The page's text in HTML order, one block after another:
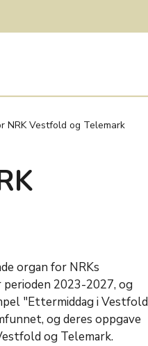
NRK Vestfold og Telemark
organ for NRKs
2023-2027, og
"Ettermiddag i Vestfold
og deres oppgave
og Telemark.